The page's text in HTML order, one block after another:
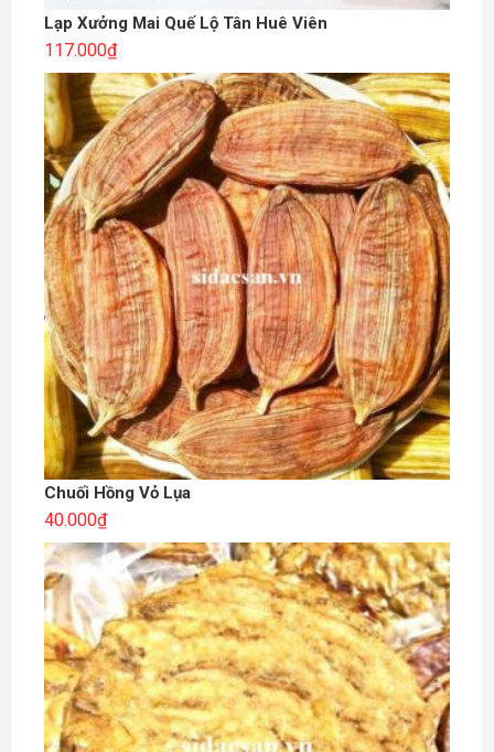
Lạp Xưởng Mai Quế Lộ Tân Huê Viên
117.000₫
Chuối Hồng Vỏ Lụa
40.000₫